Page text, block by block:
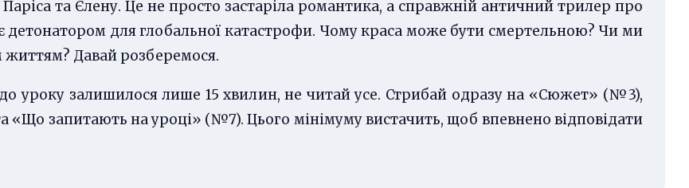
та Єлену. Це не просто застаріла романтика, а справжній античний трилер про
детонатором для глобальної катастрофи. Чому краса може бути смертельною? Чи ми
життям? Давай розберемося.
уроку залишилося лише 15 хвилин, не читай усе. Стрибай одразу на «Сюжет» (№3),
«Що запитають на уроці» (№7). Цього мінімуму вистачить, щоб впевнено відповідати